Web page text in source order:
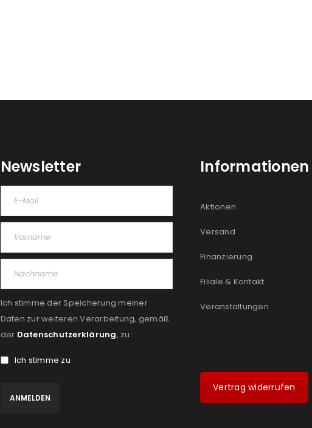
Newsletter
Ich stimme der Speicherung meiner
Daten zur weiteren Verarbeitung, gemäß
der Datenschutzerklärung, zu:
Ich stimme zu
Informationen
Aktionen
Versand
Finanzierung
Filiale & Kontakt
Veranstaltungen
Vertrag widerrufen